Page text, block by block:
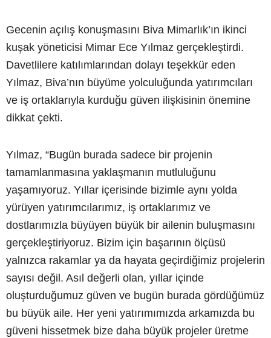
Gecenin açılış konuşmasını Biva Mimarlık’ın ikinci
kuşak yöneticisi Mimar Ece Yılmaz gerçekleştirdi.
Davetlilere katılımlarından dolayı teşekkür eden
Yılmaz, Biva’nın büyüme yolculuğunda yatırımcıları
ve iş ortaklarıyla kurduğu güven ilişkisinin önemine
dikkat çekti.
Yılmaz, “Bugün burada sadece bir projenin
tamamlanmasına yaklaşmanın mutluluğunu
yaşamıyoruz. Yıllar içerisinde bizimle aynı yolda
yürüyen yatırımcılarımız, iş ortaklarımız ve
dostlarımızla büyüyen büyük bir ailenin buluşmasını
gerçekleştiriyoruz. Bizim için başarının ölçüsü
yalnızca rakamlar ya da hayata geçirdiğimiz projelerin
sayısı değil. Asıl değerli olan, yıllar içinde
oluşturduğumuz güven ve bugün burada gördüğümüz
bu büyük aile. Her yeni yatırımımızda arkamızda bu
güveni hissetmek bize daha büyük projeler üretme